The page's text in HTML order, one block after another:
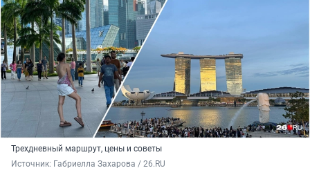
Трехдневный маршрут, цены и советы
Источник: Габриелла Захарова / 26.RU